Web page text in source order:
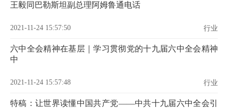
王毅同巴勒斯坦副总理阿姆鲁通电话
2021-11-24 15:57:50 行业
六中全会精神在基层｜学习贯彻党的十九届六中全会精神
中
2021-11-24 15:57:48 行业
特稿：让世界读懂中国共产党——中共十九届六中全会引